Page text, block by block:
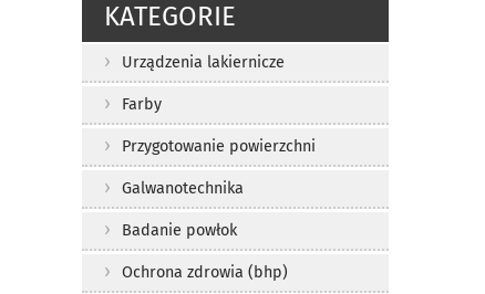
KATEGORIE
Urządzenia lakiernicze
Farby
Przygotowanie powierzchni
Galwanotechnika
Badanie powłok
Ochrona zdrowia (bhp)